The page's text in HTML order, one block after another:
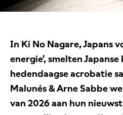
In Ki No Nagare, Japans
energie', smelten
hedendaagse acrobatie
Malunés & Arne Sabbe
van 2026 aan hun